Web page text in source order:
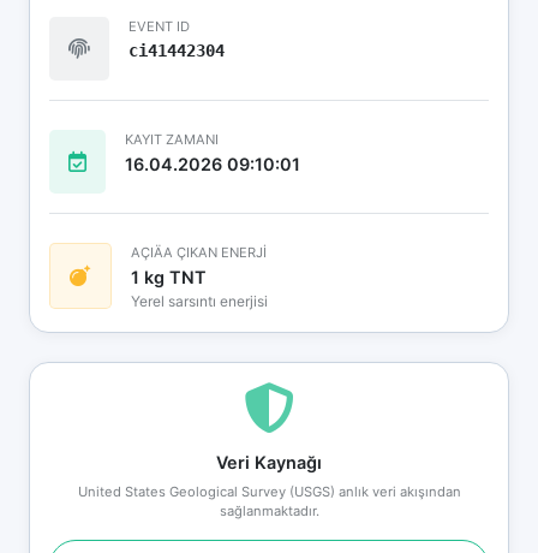
EVENT ID
ci41442304
KAYIT ZAMANI
16.04.2026 09:10:01
AÇIÄA ÇIKAN ENERJİ
1 kg TNT
Yerel sarsıntı enerjisi
Veri Kaynağı
United States Geological Survey (USGS) anlık veri akışından
sağlanmaktadır.